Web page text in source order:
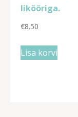
likööriga.
€8.50
Lisa korvi